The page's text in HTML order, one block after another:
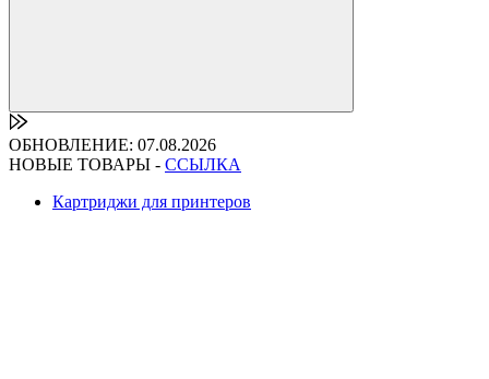
ОБНОВЛЕНИЕ: 07.08.2026
НОВЫЕ ТОВАРЫ - ССЫЛКА
Картриджи для принтеров